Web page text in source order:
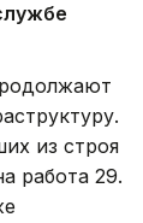
из строя
работа 29.